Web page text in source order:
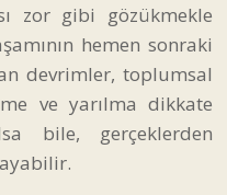
zor gibi gözükmekle
hemen sonraki
devrimler, toplumsal
ve yarılma dikkate
bile, gerçeklerden